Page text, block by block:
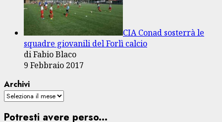
CIA Conad sosterrà le
squadre giovanili del Forlì calcio
di Fabio Blaco
9 Febbraio 2017
Archivi
Potresti avere perso...